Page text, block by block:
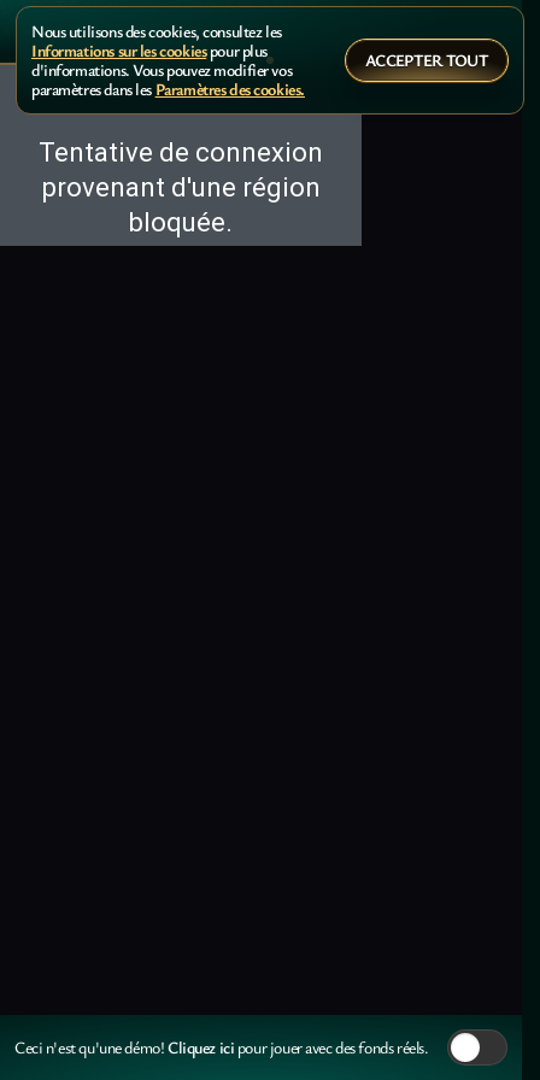
Ceci n'est qu'une démo!Cliquez ici pour jouer avec des fonds réels.
Nous utilisons des cookies, consultez les
Informations sur les cookiespour plus
d'informations. Vous pouvez modifier vos
paramètres dans les Paramètres des cookies.
ACCEPTER TOUT